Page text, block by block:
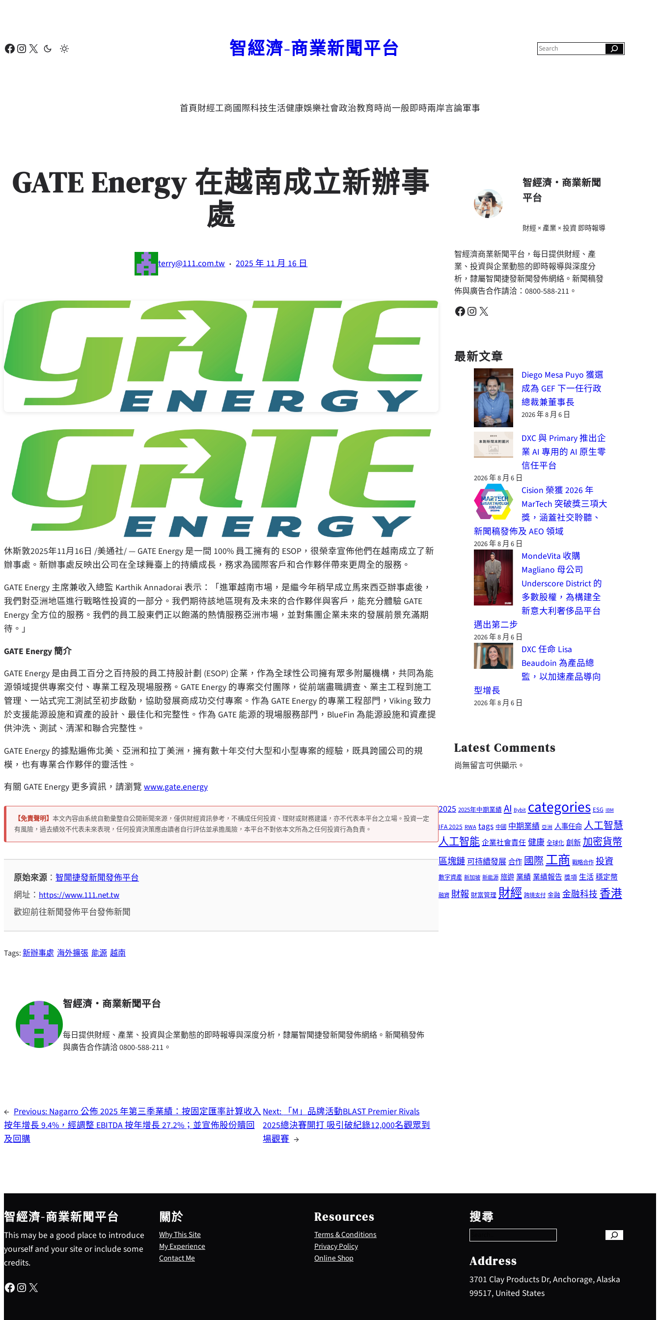
要
Facebook Instagram X 智經濟-商業新聞平台
c
首頁財經工商國際科技生活健康娛樂社會政治教育時尚一般即時兩岸言論軍事
GATE Energy 在越南成立新辦事
處
terry@111.com.tw · 2025 年 11 月 16 日
休斯敦2025年11月16日 /美通社/ — GATE Energy 是一間 100% 員工擁有的 ESOP，很榮幸宣佈他們在越南成立了新
辦事處。新辦事處反映出公司在全球舞臺上的持續成長，務求為國際客戶和合作夥伴帶來更周全的服務。
GATE Energy 主席兼收入總監 Karthik Annadorai 表示：「進軍越南市場，是繼今年稍早成立馬來西亞辦事處後，
我們對亞洲地區進行戰略性投資的一部分。我們期待該地區現有及未來的合作夥伴與客戶，能充分體驗 GATE
Energy 全方位的服務。我們的員工股東們正以飽滿的熱情服務亞洲市場，並對集團企業未來的發展前景充滿期
待。」
GATE Energy 簡介
GATE Energy 是由員工百分之百持股的員工持股計劃 (ESOP) 企業，作為全球性公司擁有眾多附屬機構，共同為能
源領域提供專案交付、專業工程及現場服務。GATE Energy 的專案交付團隊，從前端盡職調查、業主工程到施工
管理、一站式完工測試至初步啟動，協助發展商成功交付專案。作為 GATE Energy 的專業工程部門，Viking 致力
於支援能源設施和資產的設計、最佳化和完整性。作為 GATE 能源的現場服務部門，BlueFin 為能源設施和資產提
供沖洗、測試、清潔和聯合完整性。
GATE Energy 的據點遍佈北美、亞洲和拉丁美洲，擁有數十年交付大型和小型專案的經驗，既具跨國公司的規
模，也有專業合作夥伴的靈活性。
有關 GATE Energy 更多資訊，請瀏覽 www.gate.energy
【免責聲明】 本文內容由系統自動彙整自公開新聞來源，僅供財經資訊參考，不構成任何投資、理財或財務建議，亦不代表本平台之立場。投資一定
有風險，過去績效不代表未來表現，任何投資決策應由讀者自行評估並承擔風險，本平台不對依本文所為之任何投資行為負責。
原始來源 ：智聞捷發新聞發佈平台
網址：https://www.111.net.tw
歡迎前往新聞發佈平台發佈新聞
Tags:新辦事處 海外擴張 能源 越南
智經濟・商業新聞平台
每日提供財經、產業、投資與企業動態的即時報導與深度分析，隸屬智聞捷發新聞發佈網絡。新聞稿發佈
與廣告合作請洽 0800-588-211。
← Previous:Nagarro 公佈 2025 年第三季業績：按固定匯率計算收入
按年增長 9.4%，經調整 EBITDA 按年增長 27.2%；並宣佈股份贖回
及回購
Next:「M」品牌活動BLAST Premier Rivals
2025總決賽開打 吸引破紀錄12,000名觀眾到
場觀賽 →
智經濟・商業新聞
平台
財經 × 產業 × 投資 即時報導
智經濟商業新聞平台，每日提供財經、產
業、投資與企業動態的即時報導與深度分
析，隸屬智聞捷發新聞發佈網絡。新聞稿發
佈與廣告合作請洽：0800-588-211。
Facebook Instagram X
最新文章
Diego Mesa Puyo 獲選
成為 GEF 下一任行政
總裁兼董事長
2026 年 8 月 6 日
DXC 與 Primary 推出企
業 AI 專用的 AI 原生零
信任平台
2026 年 8 月 6 日
Cision 榮獲 2026 年
MarTech 突破獎三項大
獎，涵蓋社交聆聽、
新聞稿發佈及 AEO 領域
2026 年 8 月 6 日
MondeVita 收購
Magliano 母公司
Underscore District 的
多數股權，為構建全
新意大利奢侈品平台
邁出第二步
2026 年 8 月 6 日
DXC 任命 Lisa
Beaudoin 為產品總
監，以加速產品導向
型增長
2026 年 8 月 6 日
Latest Comments
尚無留言可供顯示。
2025 2025年中期業績 AI Bybit categories ESG IBM
IFA 2025 RWA tags 中國 中期業績 亞洲 人事任命人工智慧
人工智能企業社會責任健康 全球化 創新 加密貨幣
區塊鏈可持續發展合作國際工商 戰略合作 投資
數字資產 新加坡 新能源 旅遊業績業績報告 獎項 生活穩定幣
融資 財報 財富管理 財經 跨境支付 金融 金融科技香港
智經濟-商業新聞平台
This may be a good place to introduce
yourself and your site or include some
credits.
Facebook Instagram X
關於
Why This Site
My Experience
Contact Me
Resources
Terms & Conditions
Privacy Policy
Online Shop
搜尋
e
a
c
h
Address
3701 Clay Products Dr, Anchorage, Alaska
99517, United States